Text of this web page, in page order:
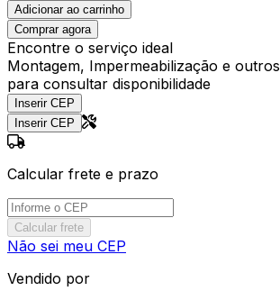
Adicionar ao carrinho
Comprar agora
Encontre o serviço ideal
Montagem, Impermeabilização e outros
para consultar disponibilidade
Inserir CEP
Inserir CEP
Calcular frete e prazo
Calcular frete
Não sei meu CEP
Vendido por